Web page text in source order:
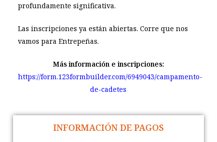
profundamente significativa.
Las inscripciones ya están abiertas. Corre que nos
vamos para Entrepeñas.
Más información e inscripciones:
https://form.123formbuilder.com/6949043/campamento-
de-cadetes
INFORMACIÓN DE PAGOS